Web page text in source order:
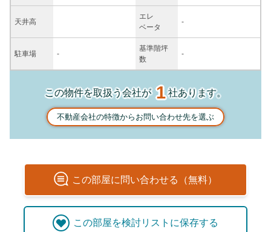
天井高
エレ
ベータ
-
駐車場 -
基準階坪
数
-
この物件を取扱う会社が1社あります。
不動産会社の特徴からお問い合わせ先を選ぶ
この部屋に問い合わせる（無料）
この部屋を検討リストに保存する